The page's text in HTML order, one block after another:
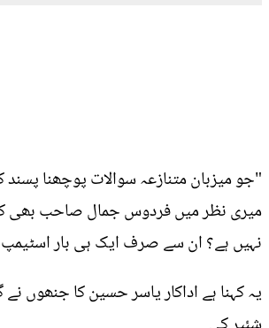
"جو میزبان متنازعہ سوالات پوچھنا
میری نظر میں فردوس جمال صاحب بھی
نہیں ہے؟ ان سے صرف ایک ہی بار اسٹیمپ
یہ کہنا ہے اداکار یاسر حسین کا جنھوں